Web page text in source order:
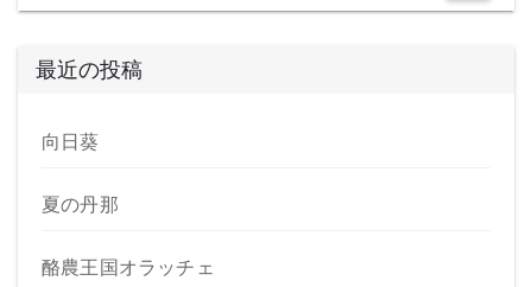
o
o
k
o
n
最近の投稿
向日葵
夏の丹那
酪農王国オラッチェ